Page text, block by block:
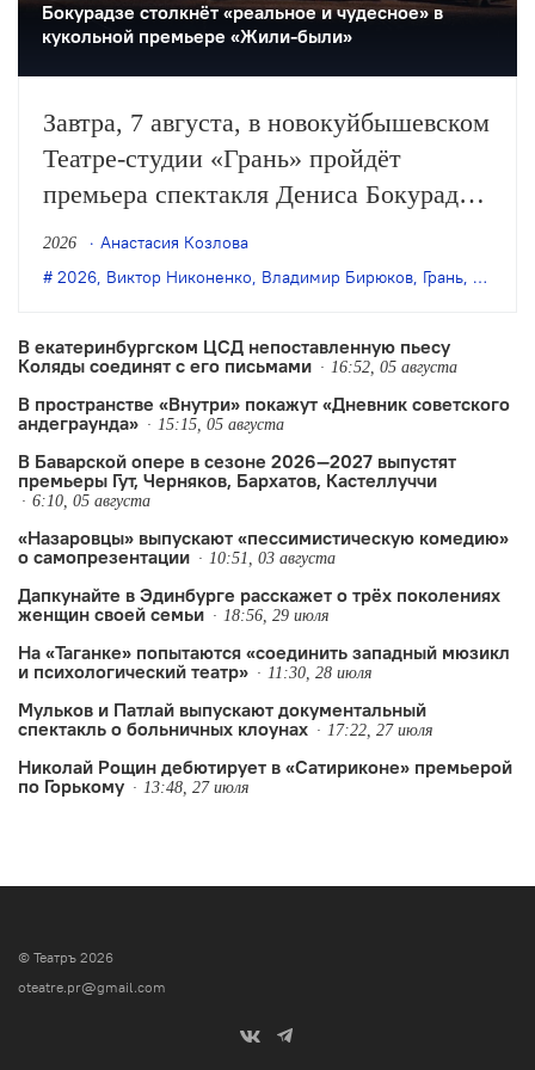
Бокурадзе столкнëт «реальное и чудесное» в
кукольной премьере «Жили-были»
Завтра, 7 августа, в новокуйбышевском
Театре-студии «Грань» пройдёт
премьера спектакля Дениса Бокурадзе
«Жили-были» по пьесе Владимира
Бирюкова.
2026
Анастасия Козлова
2026, Виктор Никоненко, Владимир Бирюков, Грань, Денис
В екатеринбургском ЦСД непоставленную пьесу
Коляды соединят с его письмами
16:52, 05 августа
В пространстве «Внутри» покажут «Дневник советского
андеграунда»
15:15, 05 августа
В Баварской опере в сезоне 2026—2027 выпустят
премьеры Гут, Черняков, Бархатов, Кастеллуччи
6:10, 05 августа
«Назаровцы» выпускают «пессимистическую комедию»
о самопрезентации
10:51, 03 августа
Дапкунайте в Эдинбурге расскажет о трёх поколениях
женщин своей семьи
18:56, 29 июля
На «Таганке» попытаются «соединить западный мюзикл
и психологический театр»
11:30, 28 июля
Мульков и Патлай выпускают документальный
спектакль о больничных клоунах
17:22, 27 июля
Николай Рощин дебютирует в «Сатириконе» премьерой
по Горькому
13:48, 27 июля
© Театръ 2026
oteatre.pr@gmail.com